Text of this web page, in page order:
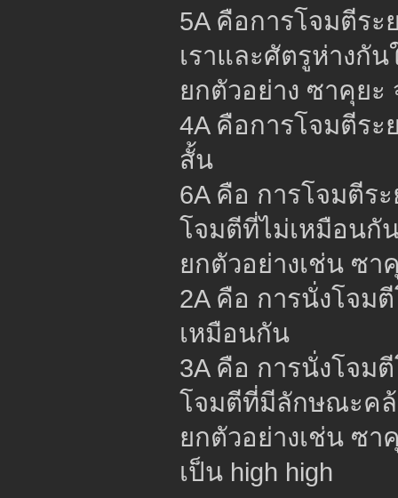
5A คือการโจมตีระ
เราและศัตรูห่างกั
ยกตัวอย่าง ซาคุยะ
4A คือการโจมตีระ
สั้น
6A คือ การโจมตีร
โจมตีที่ไม่เหมือนกั
ยกตัวอย่างเช่น ซา
2A คือ การนั่งโจม
เหมือนกัน
3A คือ การนั่งโจม
โจมตีที่มีลักษณะคล้
ยกตัวอย่างเช่น ซา
เป็น high high